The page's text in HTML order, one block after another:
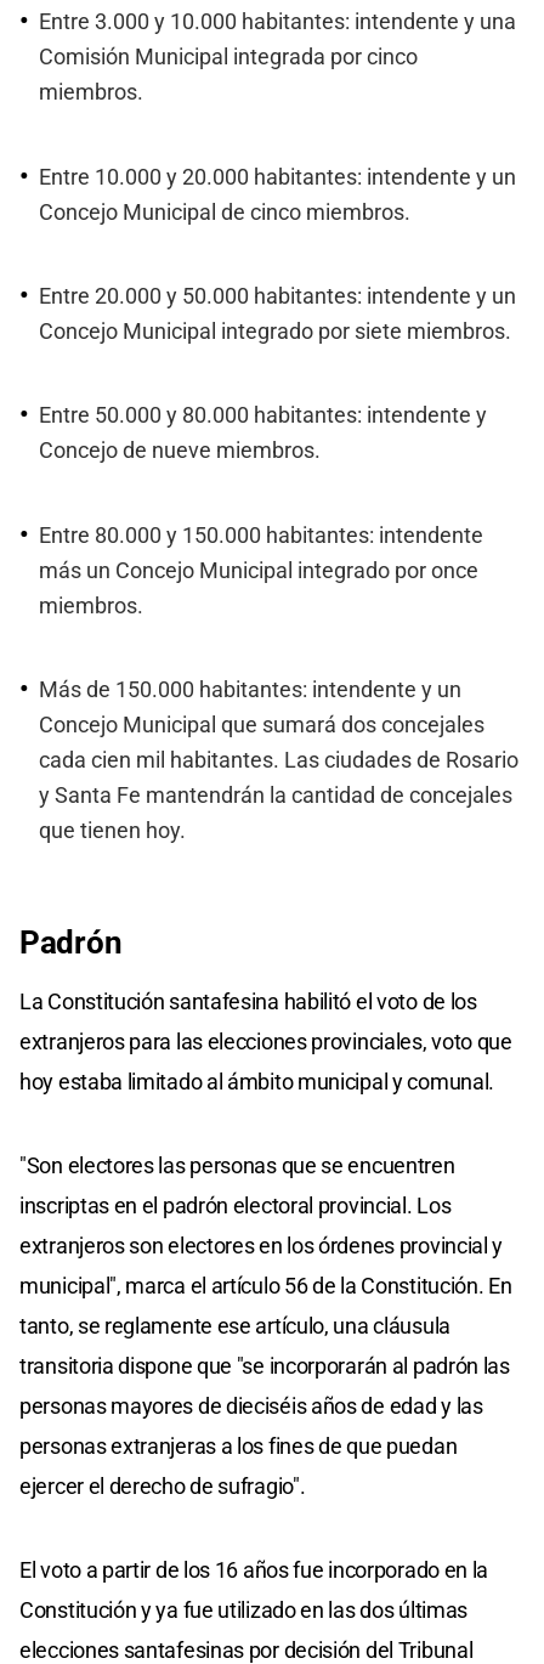
Entre 3.000 y 10.000 habitantes: intendente y una
Comisión Municipal integrada por cinco
miembros.
Entre 10.000 y 20.000 habitantes: intendente y un
Concejo Municipal de cinco miembros.
Entre 20.000 y 50.000 habitantes: intendente y un
Concejo Municipal integrado por siete miembros.
Entre 50.000 y 80.000 habitantes: intendente y
Concejo de nueve miembros.
Entre 80.000 y 150.000 habitantes: intendente
más un Concejo Municipal integrado por once
miembros.
Más de 150.000 habitantes: intendente y un
Concejo Municipal que sumará dos concejales
cada cien mil habitantes. Las ciudades de Rosario
y Santa Fe mantendrán la cantidad de concejales
que tienen hoy.
Padrón
La Constitución santafesina habilitó el voto de los
extranjeros para las elecciones provinciales, voto que
hoy estaba limitado al ámbito municipal y comunal.
"Son electores las personas que se encuentren
inscriptas en el padrón electoral provincial. Los
extranjeros son electores en los órdenes provincial y
municipal", marca el artículo 56 de la Constitución. En
tanto, se reglamente ese artículo, una cláusula
transitoria dispone que "se incorporarán al padrón las
personas mayores de dieciséis años de edad y las
personas extranjeras a los fines de que puedan
ejercer el derecho de sufragio".
El voto a partir de los 16 años fue incorporado en la
Constitución y ya fue utilizado en las dos últimas
elecciones santafesinas por decisión del Tribunal